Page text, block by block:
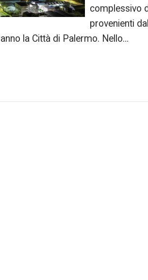
complessivo
provenienti
la Città di Palermo. Nello…